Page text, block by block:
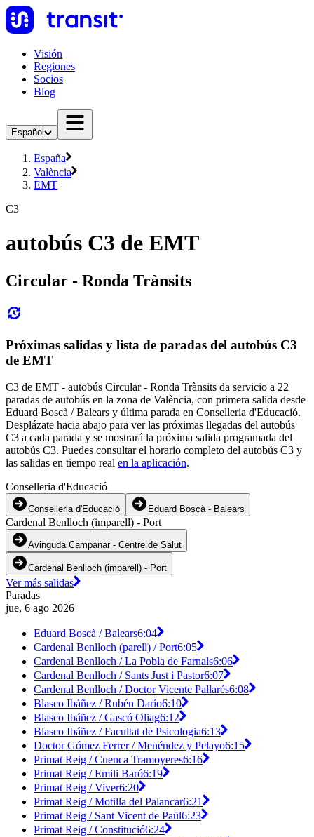
Visión
Regiones
Socios
Blog
Español
España
València
EMT
C3
autobús C3 de EMT
Circular - Ronda Trànsits
Próximas salidas y lista de paradas del autobús C3
de EMT
C3 de EMT - autobús Circular - Ronda Trànsits da servicio a 22
paradas de autobús en la zona de València, con primera salida desde
Eduard Boscà / Balears y última parada en Conselleria d'Educació.
Desplázate hacia abajo para ver las próximas llegadas del autobús
C3 a cada parada y se mostrará la próxima salida programada del
autobús C3. Puedes consultar el horario completo del autobús C3 y
las salidas en tiempo real en la aplicación.
Conselleria d'Educació
Conselleria d'Educació Eduard Boscà - Balears
Cardenal Benlloch (imparell) - Port
Avinguda Campanar - Centre de Salut
Cardenal Benlloch (imparell) - Port
Ver más salidas
Paradas
jue, 6 ago 2026
Eduard Boscà / Balears6:04
Cardenal Benlloch (parell) / Port6:05
Cardenal Benlloch / La Pobla de Farnals6:06
Cardenal Benlloch / Sants Just i Pastor6:07
Cardenal Benlloch / Doctor Vicente Pallarés6:08
Blasco Ibáñez / Rubén Darío6:10
Blasco Ibáñez / Gascó Oliag6:12
Blasco Ibáñez / Facultat de Psicologia6:13
Doctor Gómez Ferrer / Menéndez y Pelayo6:15
Primat Reig / Cuenca Tramoyeres6:16
Primat Reig / Emili Baró6:19
Primat Reig / Viver6:20
Primat Reig / Motilla del Palancar6:21
Primat Reig / Sant Vicent de Paül6:23
Primat Reig / Constitució6:24